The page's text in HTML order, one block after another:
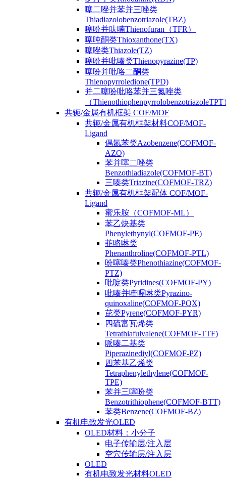
噻二唑并苯并三唑类
Thiadiazolobenzotriazole(TBZ)
噻吩并呋喃Thienofuran（TFR）
噻吨酮类Thioxanthone(TX)
噻唑类Thiazole(TZ)
噻吩并吡嗪类Thienopyrazine(TP)
噻吩并吡咯二酮类
Thienopyrroledione(TPD)
并二噻吩吡咯苯并三氮唑类
（ThienothiophenpyrrolobenzotriazoleTPT
共轭/金属有机框架 COF/MOF
共轭/金属有机框架材料COF/MOF-
Ligand
偶氮苯类Azobenzene(COFMOF-
AZO)
苯并噻二唑类
Benzothiadiazole(COFMOF-BT)
三嗪类Triazine(COFMOF-TRZ)
共轭/金属有机框架配体 COF/MOF-
Ligand
蜜乐胺（COFMOF-ML）
苯乙炔基类
Phenylethynyl(COFMOF-PE)
菲咯啉类
Phenanthroline(COFMOF-PTL)
吩噻嗪类Phenothiazine(COFMOF-
PTZ)
吡啶类Pyridines(COFMOF-PY)
吡嗪并喹喔啉类Pyrazino-
quinoxaline(COFMOF-PQX)
芘类Pyrene(COFMOF-PYR)
四硫富瓦烯类
Tetrathiafulvalene(COFMOF-TTF)
哌嗪二基类
Piperazinediyl(COFMOF-PZ)
四苯基乙烯类
Tetraphenylethylene(COFMOF-
TPE)
苯并三噻吩类
Benzotrithiophene(COFMOF-BTT)
苯类Benzene(COFMOF-BZ)
有机电致发光OLED
OLED材料：小分子
电子传输层/注入层
空穴传输层/注入层
OLED
有机电致发光材料OLED